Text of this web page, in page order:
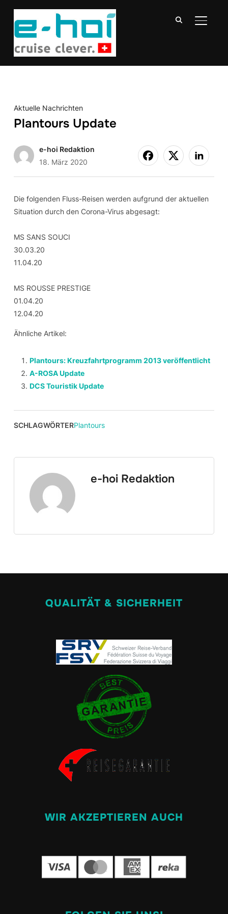
Aktuelle Nachrichten
Plantours Update
e-hoi Redaktion
18. März 2020
Die folgenden Fluss-Reisen werden aufgrund der aktuellen
Situation durch den Corona-Virus abgesagt:
MS SANS SOUCI
30.03.20
11.04.20
MS ROUSSE PRESTIGE
01.04.20
12.04.20
Ähnliche Artikel:
Plantours: Kreuzfahrtprogramm 2013 veröffentlicht
A-ROSA Update
DCS Touristik Update
SCHLAGWÖRTERPlantours
e-hoi Redaktion
QUALITÄT & SICHERHEIT
WIR AKZEPTIEREN AUCH